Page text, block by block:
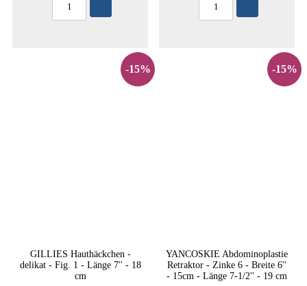
-15%
GILLIES Hauthäckchen -
delikat - Fig. 1 - Länge 7'' - 18
cm
-15%
YANCOSKIE Abdominoplastie
Retraktor - Zinke 6 - Breite 6''
- 15cm - Länge 7-1/2'' - 19 cm